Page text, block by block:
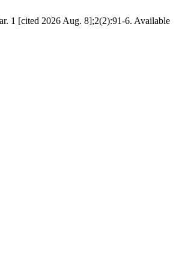
1 [cited 2026 Aug. 8];2(2):91-6. Available